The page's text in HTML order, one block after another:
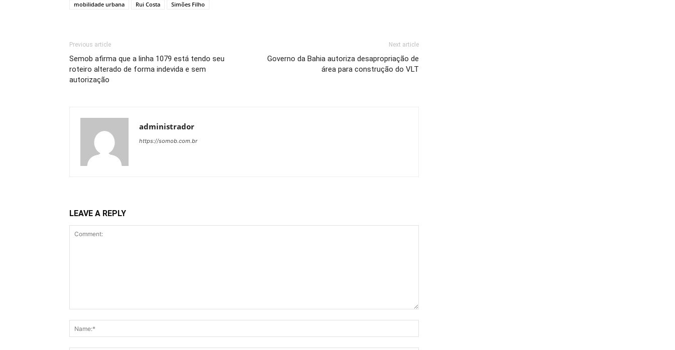
mobilidade urbana
Rui Costa Simões Filho
Previous article
Semob afirma que a linha 1079 está tendo seu
roteiro alterado de forma indevida e sem
autorização
Next article
Governo da Bahia autoriza desapropriação de
área para construção do VLT
administrador
https://somob.com.br
LEAVE A REPLY